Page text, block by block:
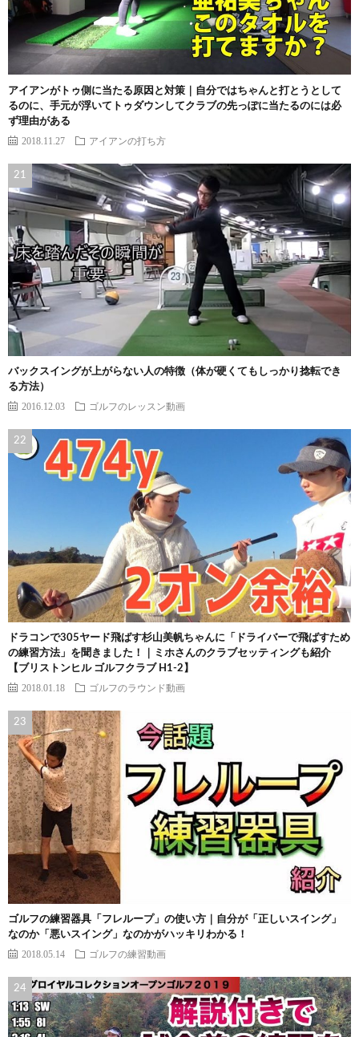
アイアンがトゥ側に当たる原因と対策｜自分ではちゃんと打とうとして
るのに、手元が浮いてトゥダウンしてクラブの先っぽに当たるのには必
ず理由がある
2018.11.27 アイアンの打ち方
バックスイングが上がらない人の特徴（体が硬くてもしっかり捻転でき
る方法）
2016.12.03 ゴルフのレッスン動画
ドラコンで305ヤード飛ばす杉山美帆ちゃんに「ドライバーで飛ばすため
の練習方法」を聞きました！｜ミホさんのクラブセッティングも紹介
【ブリストンヒル ゴルフクラブ H1-2】
2018.01.18 ゴルフのラウンド動画
ゴルフの練習器具「フレループ」の使い方｜自分が「正しいスイング」
なのか「悪いスイング」なのかがハッキリわかる！
2018.05.14 ゴルフの練習動画